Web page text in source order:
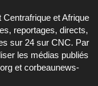
et Afrique
reportages, directs,
sur 24 sur CNC. Par
les médias publiés
et corbeaunews-